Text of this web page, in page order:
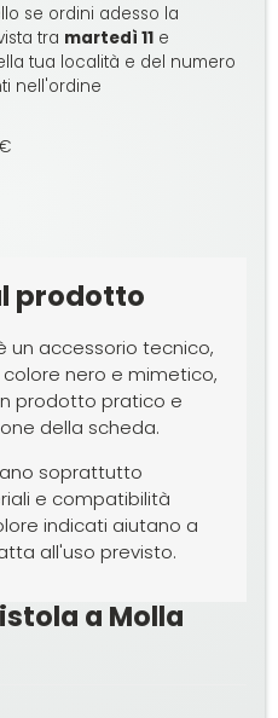
se ordini adesso la
tra martedì 11 e
tua località e del numero
nell'ordine
prodotto
è un accessorio tecnico,
nero e mimetico,
prodotto pratico e
della scheda.
soprattutto
e compatibilità
indicati aiutano a
all'uso previsto.
a Molla